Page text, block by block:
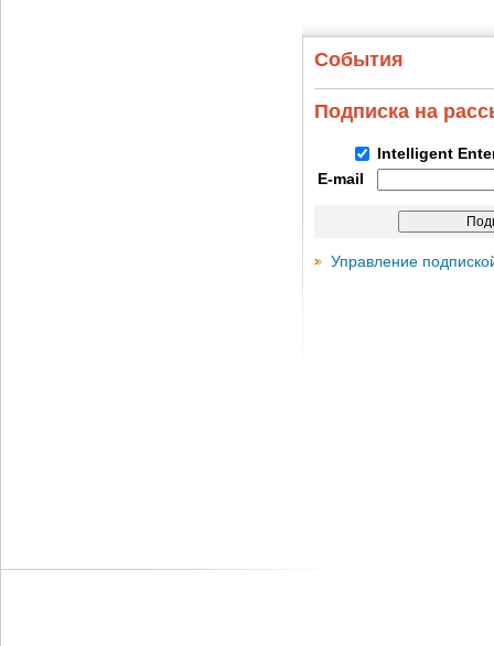
События
Подписка на
Intelligent
E-mail
Управление